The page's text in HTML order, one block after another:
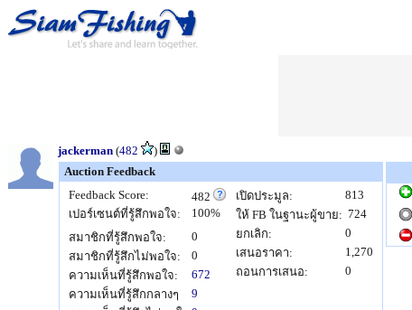
jackerman (482
)
Auction Feedback
Feedback Score:
482
เปอร์เซนต์ที่รู้สึกพอใจ:
100%
สมาชิกที่รู้สึกพอใจ:
0
สมาชิกที่รู้สึกไม่พอใจ:
0
ความเห็นที่รู้สึกพอใจ:
672
ความเห็นที่รู้สึกกลางๆ
9
เปิดประมูล:
813
ให้ FB ในฐานะผู้ขาย: 724
ยกเลิก:
0
เสนอราคา:
1,270
ถอนการเสนอ:
0